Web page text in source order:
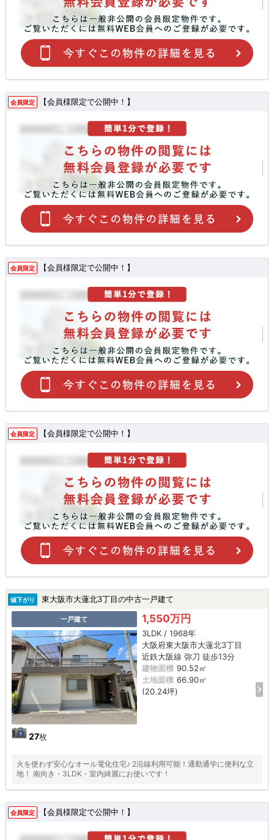
会員限定 【会員様限定で公開中！】
会員限定 【会員様限定で公開中！】
会員限定 【会員様限定で公開中！】
値下がり 東大阪市大蓮北3丁目の中古一戸建て
一戸建て
27枚
1,550万円
3LDK / 1968年
大阪府東大阪市大蓮北3丁目
近鉄大阪線 弥刀 徒歩13分
建物面積 90.52㎡
土地面積 66.90㎡
(20.24坪)
火を使わず安心なオール電化住宅♪ 2沿線利用可能！通勤通学に便利な立
地！ 南向き・3LDK・室内綺麗にお使いです！
会員限定 【会員様限定で公開中！】